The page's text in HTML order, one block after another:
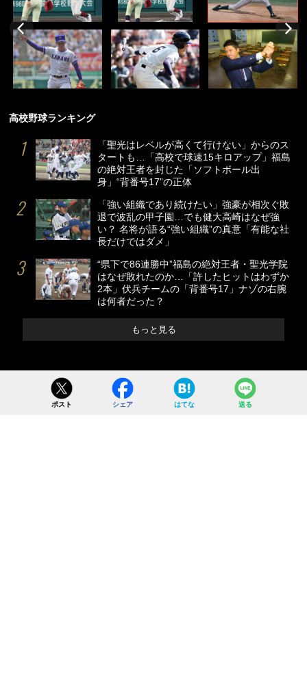
高校野球ランキング
「聖光はレベルが高くて行けない」からのス
タートも…「高校で球速15キロアップ」福島
の絶対王者を封じた「ソフトボール出
身」“背番号17”の正体
「強い組織であり続けたい」強豪が相次ぐ敗
退で波乱の甲子園…でも健大高崎はなぜ強
い？ 名将が語る“強い組織”の真意「有能な社
長だけではダメ」
“県下で86連勝中”福島の絶対王者・聖光学院
はなぜ敗れたのか…「許したヒットはわずか
2本」伏兵チームの「背番号17」ナゾの右腕
は何者だった？
もっと見る
ポスト シェア はてな 送る